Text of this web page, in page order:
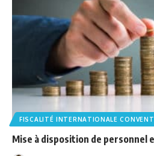
FISCALITÉ INTERNATIONALE
Mise à disposition de personnel